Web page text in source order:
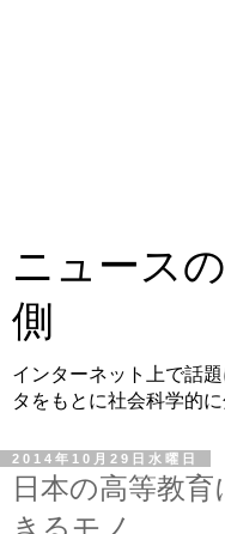
ニュース
側
インターネット上で話
タをもとに社会科学的に
2014年10月29日水曜日
日本の高等教
きるモノ